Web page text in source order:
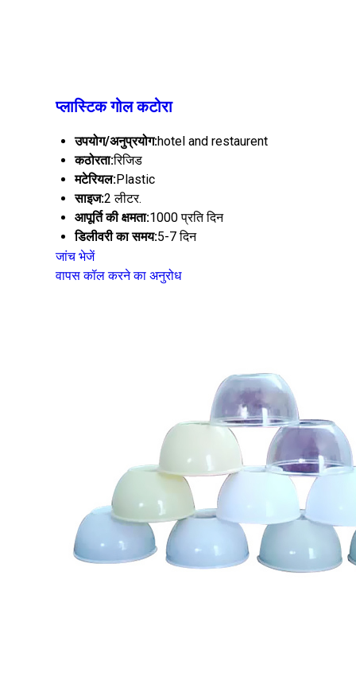
प्लास्टिक गोल कटोरा
उपयोग/अनुप्रयोग:hotel and restaurent
कठोरता:रिजिड
मटेरियल:Plastic
साइज:2 लीटर.
आपूर्ति की क्षमता:1000 प्रति दिन
डिलीवरी का समय:5-7 दिन
जांच भेजें
वापस कॉल करने का अनुरोध